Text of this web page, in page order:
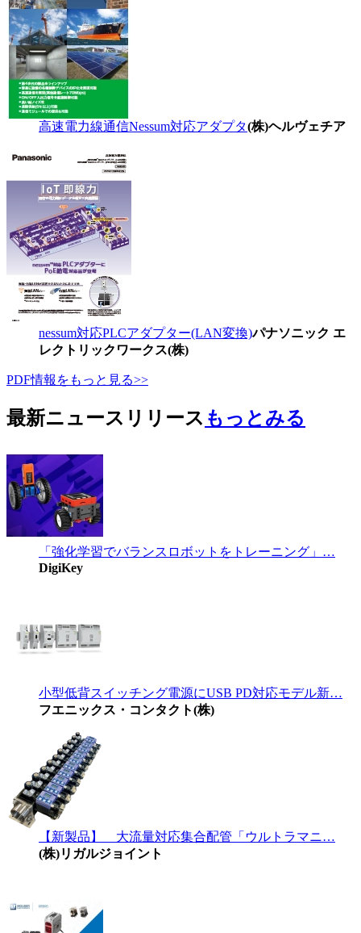
高速電力線通信Nessum対応アダプタ(株)ヘルヴェチア
nessum対応PLCアダプター(LAN変換)パナソニック エ
レクトリックワークス(株)
PDF情報をもっと見る>>
最新ニュースリリース もっとみる
「強化学習でバランスロボットをトレーニング」…
DigiKey
小型低背スイッチング電源にUSB PD対応モデル新…
フエニックス・コンタクト(株)
【新製品】 大流量対応集合配管「ウルトラマニ…
(株)リガルジョイント